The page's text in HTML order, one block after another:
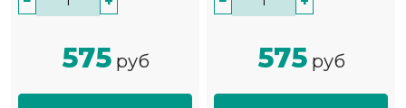
575руб 575руб